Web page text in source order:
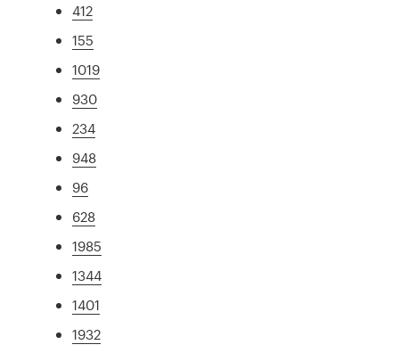
412
155
1019
930
234
948
96
628
1985
1344
1401
1932